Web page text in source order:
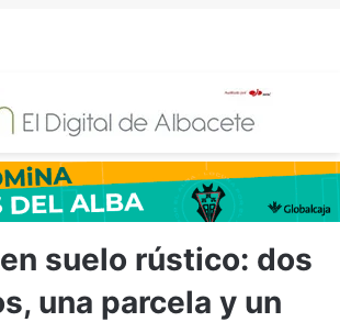
suelo rústico: dos
una parcela y un